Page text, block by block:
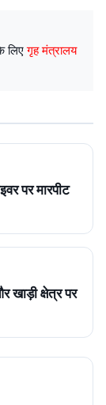
लिएगृह मंत्रालय
पर मारपीट
खाड़ी क्षेत्र पर